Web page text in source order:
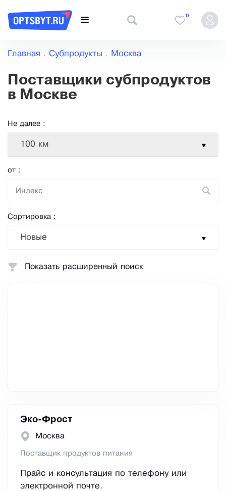
0
Главная Субпродукты Москва
Поставщики субпродуктов
в Москве
Не далее :
100 км
от :
Сортировка :
Новые
Эко-Фрост
Москва
Поставщик продуктов питания
Прайс и консультация по телефону или
электронной почте.
Показать расширенный поиск